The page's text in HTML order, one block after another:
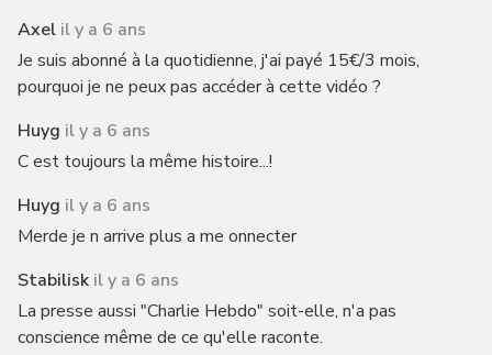
Axel il y a 6 ans
Je suis abonné à la quotidienne, j'ai payé 15€/3 mois,
pourquoi je ne peux pas accéder à cette vidéo ?
Huyg il y a 6 ans
C est toujours la même histoire...!
Huyg il y a 6 ans
Merde je n arrive plus a me onnecter
Stabilisk il y a 6 ans
La presse aussi "Charlie Hebdo" soit-elle, n'a pas
conscience même de ce qu'elle raconte.